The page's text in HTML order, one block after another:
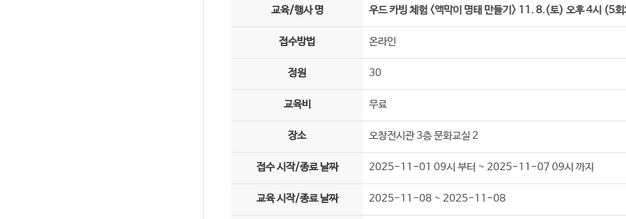
교육/행사 명 우드 카빙 체험 <액막이 명태 만들기> 11. 8.(토) 오후 4시 (5
접수방법 온라인
정원 30
교육비 무료
장소 오창전시관 3층 문화교실 2
접수 시작/종료 날짜 2025-11-01 09시 부터 ~ 2025-11-07 09시 까지
교육 시작/종료 날짜 2025-11-08 ~ 2025-11-08